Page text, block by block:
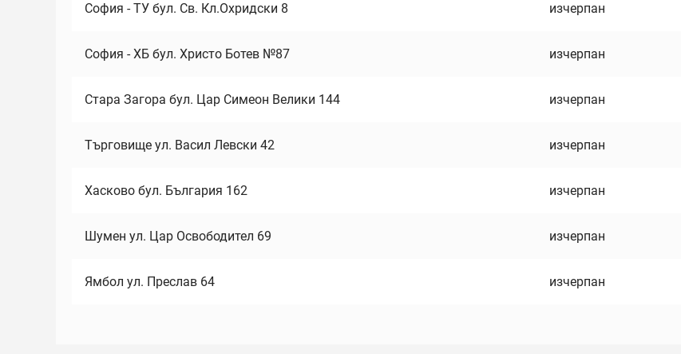
София - ТУ бул. Св. Кл.Охридски 8 изчерпан
София - ХБ бул. Христо Ботев №87 изчерпан
Стара Загора бул. Цар Симеон Велики 144 изчерпан
Търговище ул. Васил Левски 42 изчерпан
Хасково бул. България 162 изчерпан
Шумен ул. Цар Освободител 69 изчерпан
Ямбол ул. Преслав 64 изчерпан